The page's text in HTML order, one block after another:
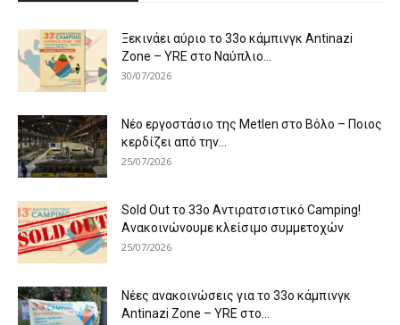
Ξεκινάει αύριο το 33ο κάμπινγκ Antinazi
Zone – YRE στο Ναύπλιο...
30/07/2026
Νέο εργοστάσιο της Metlen στο Βόλο – Ποιος
κερδίζει από την...
25/07/2026
Sold Out το 33ο Αντιρατσιστικό Camping!
Ανακοινώνουμε κλείσιμο συμμετοχών
25/07/2026
Νέες ανακοινώσεις για το 33ο κάμπινγκ
Antinazi Zone – YRE στο...